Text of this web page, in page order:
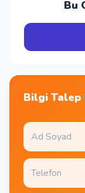
Bu
Bilgi Talep